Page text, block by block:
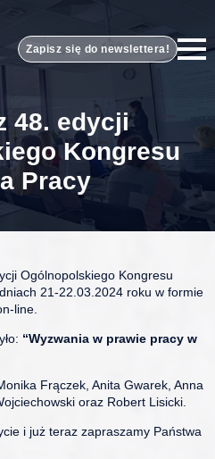
Zapisz się do newslettera!
48. edycji
Kongresu
Pracy
Ogólnopolskiego Kongresu
21-22.03.2024 roku w formie
line.
“Wyzwania w prawie pracy w
Frączek, Anita Gwarek, Anna
oraz Robert Lisicki.
i już teraz zapraszamy Państwa